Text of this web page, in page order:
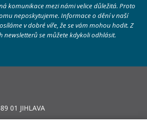
komunikace mezi námi velice důležitá. Proto
neposkytujeme. Informace o dění v naší
v dobré víře, že se vám mohou hodit. Z
newsletterů se můžete kdykoli odhlásit.
01 JIHLAVA